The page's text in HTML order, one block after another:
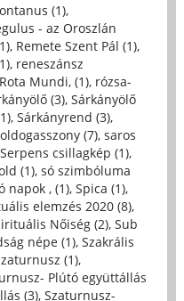
(1),
- az Oroszlán
, Remete Szent Pál (1),
, reneszánsz
Rota Mundi, (1), rózsa-
(3), Sárkányölő
, Sárkányrend (3),
(7), saros
Serpens csillagkép (1),
(1), só szimbóluma
napok , (1), Spica (1),
elemzés 2020 (8),
Nőiség (2), Sub
népe (1), Szakrális
(1),
Plútó együttállás
(3), Szaturnusz-